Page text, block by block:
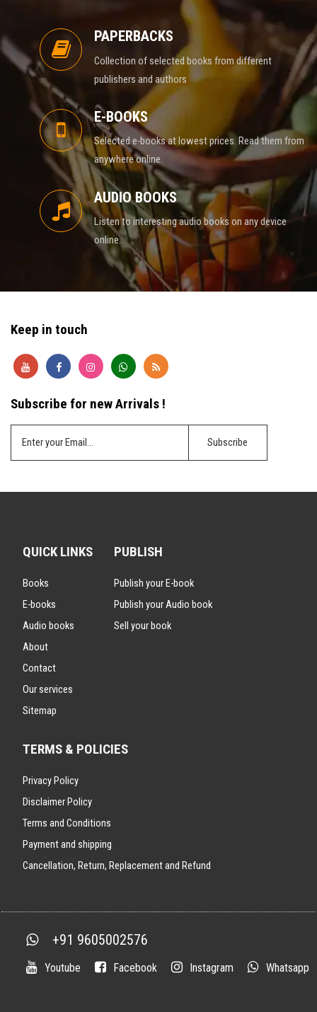
PAPERBACKS
Collection of selected books from different
publishers and authors
E-BOOKS
Selected e-books at lowest prices. Read them from
anywhere online.
AUDIO BOOKS
Listen to interesting audio books on any device
online.
Keep in touch
Subscribe for new Arrivals !
QUICK LINKS
Books
E-books
Audio books
About
Contact
Our services
Sitemap
PUBLISH
Publish your E-book
Publish your Audio book
Sell your book
TERMS & POLICIES
Privacy Policy
Disclaimer Policy
Terms and Conditions
Payment and shipping
Cancellation, Return, Replacement and Refund
+91 9605002576
Youtube Facebook Instagram Whatsapp